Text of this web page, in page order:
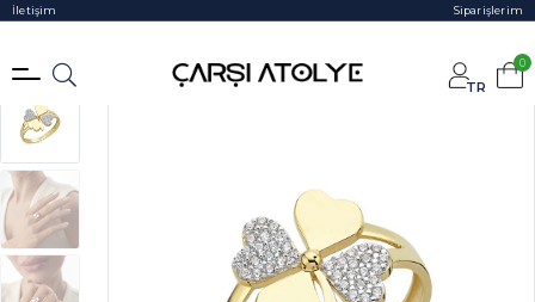
İletişim Siparişlerim
TR
0